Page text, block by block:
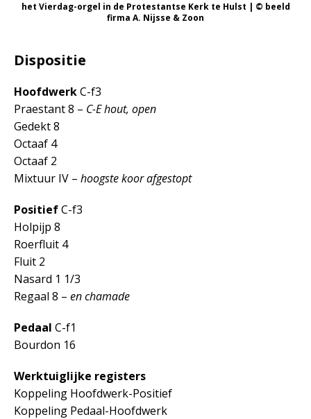
het Vierdag-orgel in de Protestantse Kerk te Hulst | © beeld
firma A. Nijsse & Zoon
Dispositie
HoofdwerkC-f3
Praestant 8 – C-E hout, open
Gedekt 8
Octaaf 4
Octaaf 2
Mixtuur IV – hoogste koor afgestopt
PositiefC-f3
Holpijp 8
Roerfluit 4
Fluit 2
Nasard 1 1/3
Regaal 8 – en chamade
Pedaal C-f1
Bourdon 16
Werktuiglijke registers
Koppeling Hoofdwerk-Positief
Koppeling Pedaal-Hoofdwerk